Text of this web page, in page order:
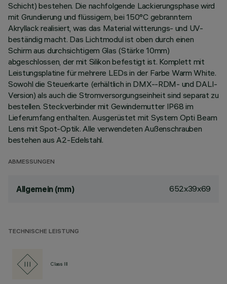
Schicht) bestehen. Die nachfolgende Lackierungsphase wird
mit Grundierung und flüssigem, bei 150°C gebranntem
Akryllack realisiert, was das Material witterungs- und UV-
beständig macht. Das Lichtmodul ist oben durch einen
Schirm aus durchsichtigem Glas (Stärke 10mm)
abgeschlossen, der mit Silikon befestigt ist. Komplett mit
Leistungsplatine für mehrere LEDs in der Farbe Warm White.
Sowohl die Steuerkarte (erhältlich in DMX--RDM- und DALI-
Version) als auch die Stromversorgungseinheit sind separat zu
bestellen. Steckverbinder mit Gewindemutter IP68 im
Lieferumfang enthalten. Ausgerüstet mit System Opti Beam
Lens mit Spot-Optik. Alle verwendeten Außenschrauben
bestehen aus A2-Edelstahl.
ABMESSUNGEN
Allgemein (mm) 652x39x69
TECHNISCHE LEISTUNG
Class III